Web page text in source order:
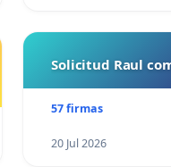
Solicitud Raul
57 firmas
20 Jul 2026